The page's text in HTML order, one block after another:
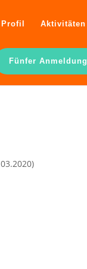
Profil Aktivitäten
Fünfer Anmeldung